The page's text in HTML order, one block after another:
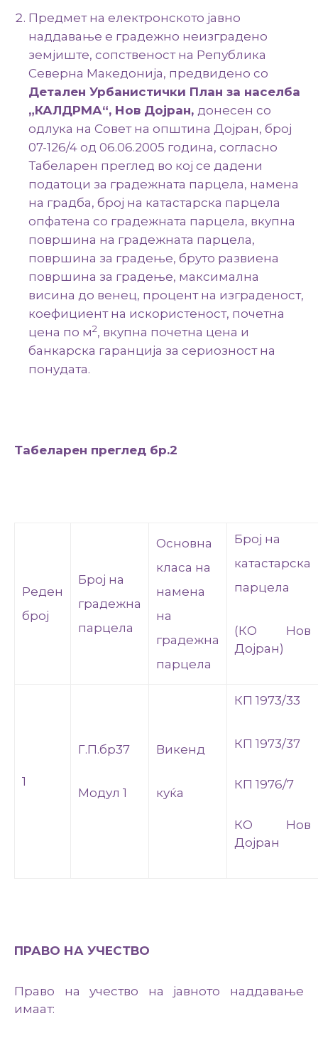
Предмет на електронското јавно
наддавање е градежно неизградено
земјиште, сопственост на Република
Северна Македонија, предвидено со
Детален Урбанистички План за населба
„КАЛДРМА“, Нов Дојран, донесен со
одлука на Совет на општина Дојран, број
07-126/4 од 06.06.2005 година, согласно
Табеларен преглед во кој се дадени
податоци за градежната парцела, намена
на градба, број на катастарска парцела
опфатена со градежната парцела, вкупна
површина на градежната парцела,
површина за градење, бруто развиена
површина за градење, максимална
висина до венец, процент на изграденост,
коефициент на искористеност, почетна
цена по м2, вкупна почетна цена и
банкарска гаранција за сериозност на
понудата.
Табеларен преглед бр.2
Реден
број
Број на
градежна
парцела
Основна
класа на
намена
на
градежна
парцела
Број на
катастарска
парцела
(КО Нов
Дојран)
1
Г.П.бр37
Модул 1
Викенд
куќа
КП 1973/33
КП 1973/37
КП 1976/7
КО Нов
Дојран
ПРАВО НА УЧЕСТВО
Право на учество на јавното наддавање
имаат: